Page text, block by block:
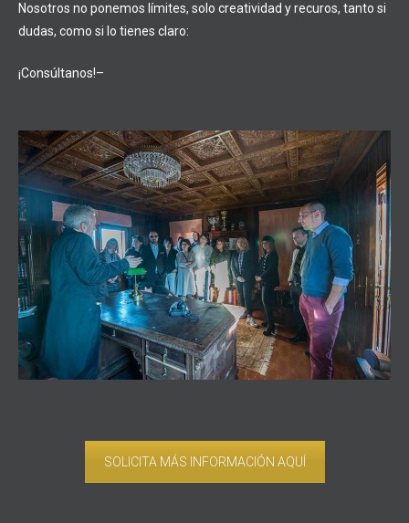
Nosotros no ponemos límites, solo creatividad y recuros, tanto si
dudas, como si lo tienes claro:
¡Consúltanos!–
SOLICITA MÁS INFORMACIÓN AQUÍ